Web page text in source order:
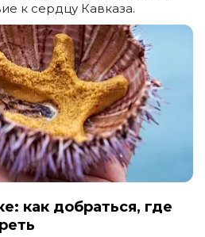
к сердцу Кавказа.
как добраться, где